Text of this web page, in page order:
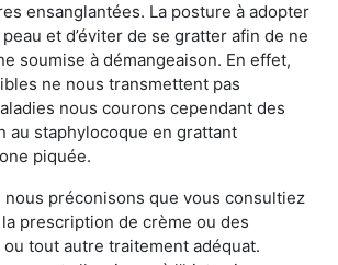
ensanglantées. La posture à adopter
et d’éviter de se gratter afin de ne
soumise à démangeaison. En effet,
ne nous transmettent pas
nous courons cependant des
au staphylocoque en grattant
piquée.
nous préconisons que vous consultiez
prescription de crème ou des
tout autre traitement adéquat.